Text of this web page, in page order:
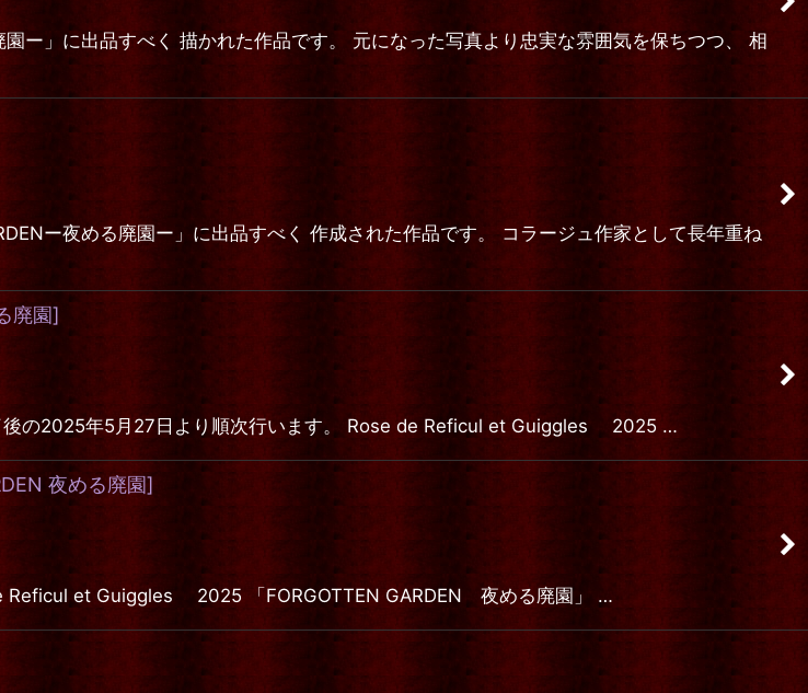
ー」に出品すべく 描かれた作品です。 元になった写真より忠実な雰囲気を保ちつつ、 相
ー夜める廃園ー」に出品すべく 作成された作品です。 コラージュ作家として長年重ね
廃園]
後の2025年5月27日より順次行います。 Rose de Reficul et Guiggles 2025 …
夜める廃園]
Reficul et Guiggles 2025 「FORGOTTEN GARDEN 夜める廃園」 …